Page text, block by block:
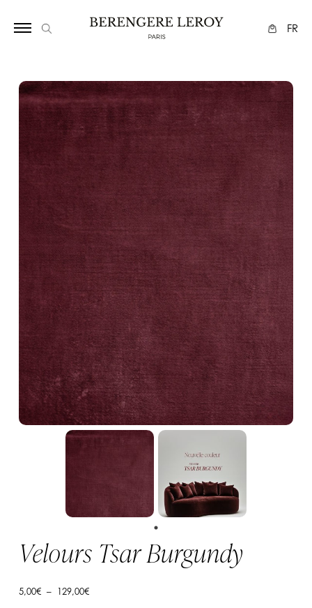
FR
Velours Tsar Burgundy
5,00€ – 129,00€Plage